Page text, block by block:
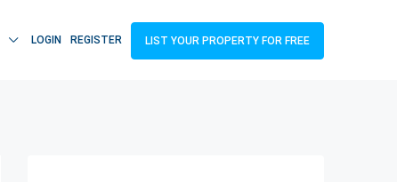
LOGIN REGISTER LIST YOUR PROPERTY FOR FREE